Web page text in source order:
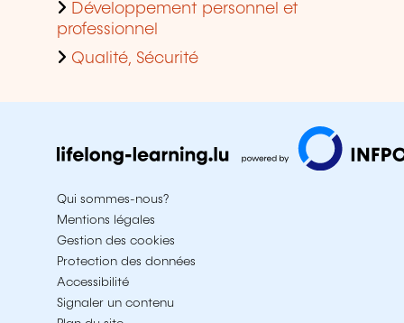
Développement personnel et
professionnel
Qualité, Sécurité
Qui sommes-nous?
Mentions légales
Gestion des cookies
Protection des données
Accessibilité
Signaler un contenu